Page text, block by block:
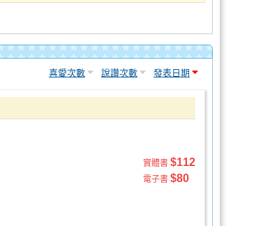
喜愛次數 說讚次數 發表日期
實體書 $112
電子書 $80